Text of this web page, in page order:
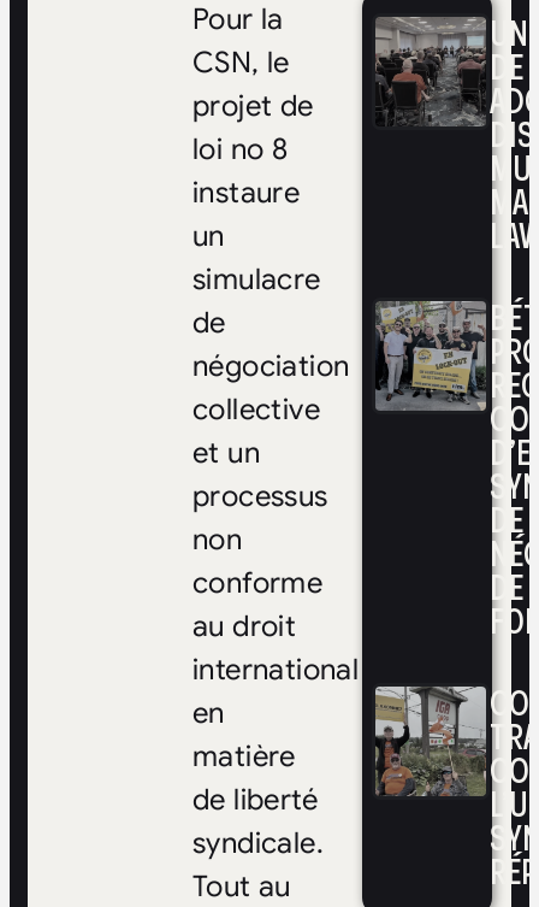
DE
DE
DE
FOI
Pour la
CSN, le
projet de
loi no 8
instaure
un
simulacre
de
négociation
collective
et un
processus
non
conforme
au droit
international
en
matière
de liberté
syndicale.
Tout au